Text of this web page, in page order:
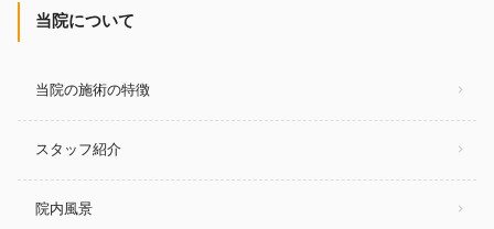
当院について
当院の施術の特徴
スタッフ紹介
院内風景